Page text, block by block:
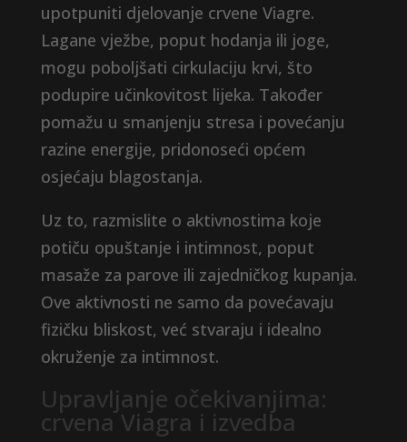
upotpuniti djelovanje crvene Viagre.
Lagane vježbe, poput hodanja ili joge,
mogu poboljšati cirkulaciju krvi, što
podupire učinkovitost lijeka. Također
pomažu u smanjenju stresa i povećanju
razine energije, pridonoseći općem
osjećaju blagostanja.
Uz to, razmislite o aktivnostima koje
potiču opuštanje i intimnost, poput
masaže za parove ili zajedničkog kupanja.
Ove aktivnosti ne samo da povećavaju
fizičku bliskost, već stvaraju i idealno
okruženje za intimnost.
Upravljanje očekivanjima:
crvena Viagra i izvedba